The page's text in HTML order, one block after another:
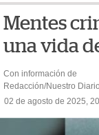
Mentes
una vida
Con información de
Redacción/Nuestro Diario
02 de agosto de 2025,